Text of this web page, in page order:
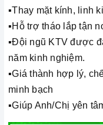
▪️Thay mặt
▪️Hỗ trợ
▪️Đội ngũ KTV được
năm kinh
▪️Giá thành hợp lý,
minh
▪️Giúp Anh/Chị yên